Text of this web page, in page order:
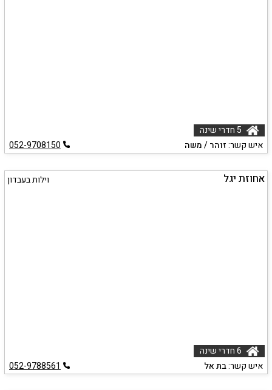
איש קשר:זוהר / משה 052-9708150
אחוזת יגל וילות בעבדון
איש קשר:בת אל 052-9788561